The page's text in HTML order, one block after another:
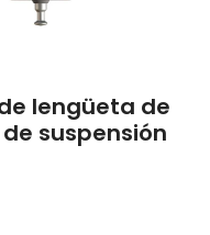
lengüeta de
suspensión